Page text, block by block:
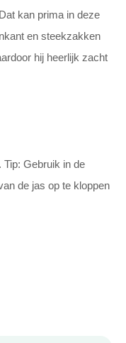
kan prima in deze
en steekzakken
hij heerlijk zacht
Tip: Gebruik in de
de jas op te kloppen